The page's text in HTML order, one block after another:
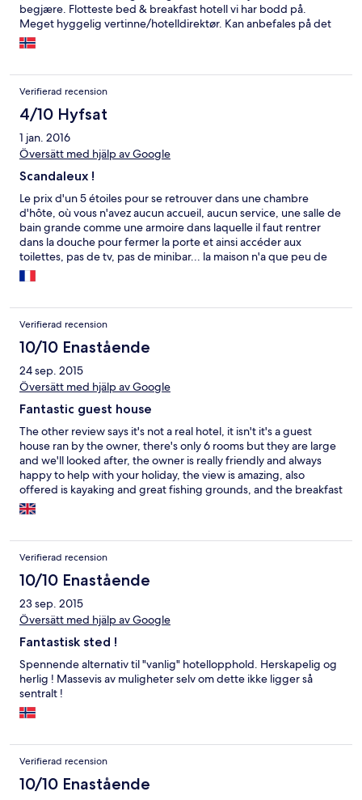
begjære. Flotteste bed & breakfast hotell vi har bodd på.
Meget hyggelig vertinne/hotelldirektør. Kan anbefales på det
varmeste. Lett atkomst fra Bergen lufthavn Flesland.
Verifierad recension
4/10 Hyfsat
1 jan. 2016
Översätt med hjälp av Google
Scandaleux !
Le prix d'un 5 étoiles pour se retrouver dans une chambre
d'hôte, où vous n'avez aucun accueil, aucun service, une salle de
bain grande comme une armoire dans laquelle il faut rentrer
dans la douche pour fermer la porte et ainsi accéder aux
toilettes, pas de tv, pas de minibar... la maison n'a que peu de
charme et est surtout mal entretenue (poignée de porte cassée,
rideaux qui tombent, miroirs fendus, une cuisine qui sert de
propriétaire est vautrée dans le canapé à regarder la seule et
unique tv de la maison. le palier des chambres est encombré
d'une planche à repasser et d'un tas de linge, aucune
insonorisation dans la chambre.. enfin tout ceci est très
prétentieux et pourrait être acceptable à condition que cela soit
annoncée sur Hotels.com comme une guesthouse et que le prix
soit en rapport, pour 70 euros il n'y aurait rien de scandaleux
mais à 250 euros la nuit c'est une véritable arnaque!!! je
déconseille fortement cet établissement.
Verifierad recension
10/10 Enastående
24 sep. 2015
Översätt med hjälp av Google
Fantastic guest house
The other review says it's not a real hotel, it isn't it's a guest
house ran by the owner, there's only 6 rooms but they are large
and we'll looked after, the owner is really friendly and always
happy to help with your holiday, the view is amazing, also
offered is kayaking and great fishing grounds, and the breakfast
is really good.
Verifierad recension
10/10 Enastående
23 sep. 2015
Översätt med hjälp av Google
Fantastisk sted !
Spennende alternativ til "vanlig" hotellopphold. Herskapelig og
herlig ! Massevis av muligheter selv om dette ikke ligger så
sentralt !
Verifierad recension
10/10 Enastående